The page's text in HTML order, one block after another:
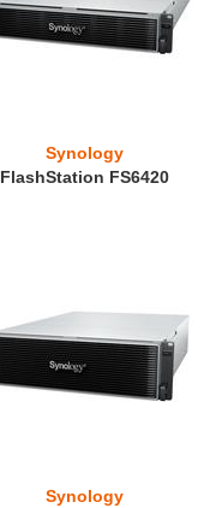
Synology
FlashStation FS6420
Synology